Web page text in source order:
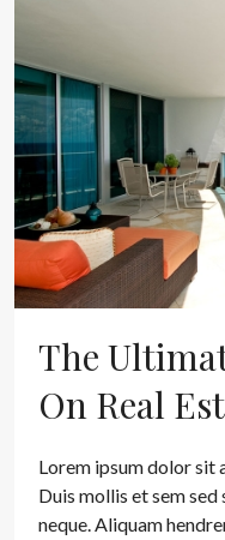
The
On Real
Lorem ipsum dolor sit
Duis mollis et sem
neque. Aliquam